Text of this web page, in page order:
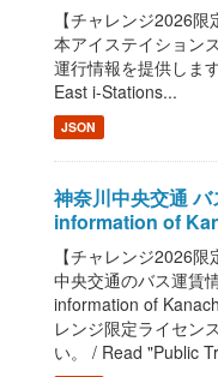
【チャレンジ2026
本アイステイション
運行情報を提供しま
East i-Stations...
JSON
神奈川中央交通
information of
【チャレンジ2026
中央交通のバス運賃
information of
レンジ限定ライセン
い。 / Read "Public